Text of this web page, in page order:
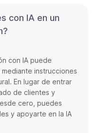
con IA en un
con IA puede
instrucciones
En lugar de entrar
de clientes y
cero, puedes
y apoyarte en la IA